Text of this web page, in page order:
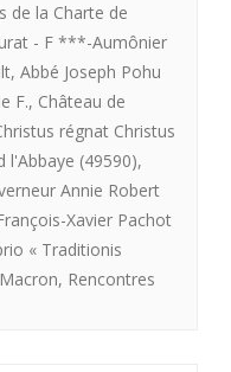
de la Charte de
- F ***-Aumônier
, Abbé Joseph Pohu
F., Château de
régnat Christus
l'Abbaye (49590),
Annie Robert
Xavier Pachot
« Traditionis
, Rencontres